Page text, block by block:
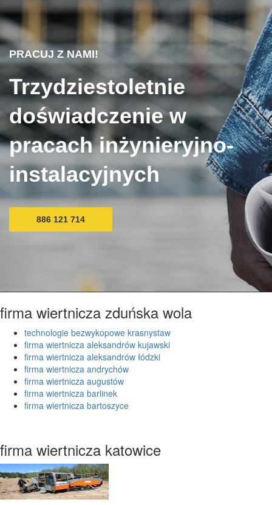
PRACUJ Z NAMI!
Trzydziestoletnie
doświadczenie w
pracach inżynieryjno-
instalacyjnych
886 121 714
firma wiertnicza zduńska wola
technologie bezwykopowe krasnystaw
firma wiertnicza aleksandrów kujawski
firma wiertnicza aleksandrów łódzki
firma wiertnicza andrychów
firma wiertnicza augustów
firma wiertnicza barlinek
firma wiertnicza bartoszyce
firma wiertnicza katowice